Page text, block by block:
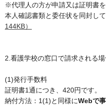
※代理人の方が申請又は証明書
本人確認書類と委任状を同封し
144KB）
2.看護学校の窓口で請求される場
(1)発行手数料
証明書1通につき、420円です。
納付方法：1(1)と同様にWebで